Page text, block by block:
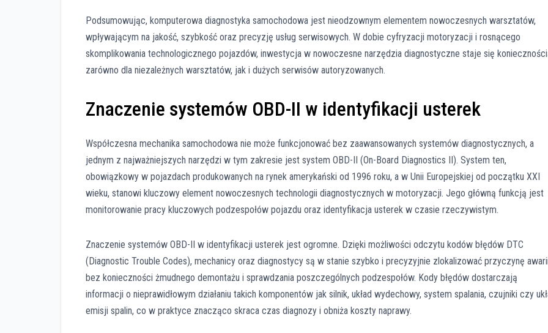
Podsumowując, komputerowa diagnostyka samochodowa jest nieodzownym elementem nowoczesnych warsztatów,
wpływającym na jakość, szybkość oraz precyzję usług serwisowych. W dobie cyfryzacji motoryzacji i rosnącego
skomplikowania technologicznego pojazdów, inwestycja w nowoczesne narzędzia diagnostyczne staje się
zarówno dla niezależnych warsztatów, jak i dużych serwisów autoryzowanych.
Znaczenie systemów OBD-II w identyfikacji usterek
Współczesna mechanika samochodowa nie może funkcjonować bez zaawansowanych systemów diagnostycznych, a
jednym z najważniejszych narzędzi w tym zakresie jest system OBD-II (On-Board Diagnostics II). System ten,
obowiązkowy w pojazdach produkowanych na rynek amerykański od 1996 roku, a w Unii Europejskiej od początku XXI
wieku, stanowi kluczowy element nowoczesnych technologii diagnostycznych w motoryzacji. Jego główną funkcją jest
monitorowanie pracy kluczowych podzespołów pojazdu oraz identyfikacja usterek w czasie rzeczywistym.
Znaczenie systemów OBD-II w identyfikacji usterek jest ogromne. Dzięki możliwości odczytu kodów błędów DTC
(Diagnostic Trouble Codes), mechanicy oraz diagnostycy są w stanie szybko i precyzyjnie zlokalizować przyczynę
bez konieczności żmudnego demontażu i sprawdzania poszczególnych podzespołów. Kody błędów dostarczają
informacji o nieprawidłowym działaniu takich komponentów jak silnik, układ wydechowy, system spalania, czujniki czy
emisji spalin, co w praktyce znacząco skraca czas diagnozy i obniża koszty naprawy.